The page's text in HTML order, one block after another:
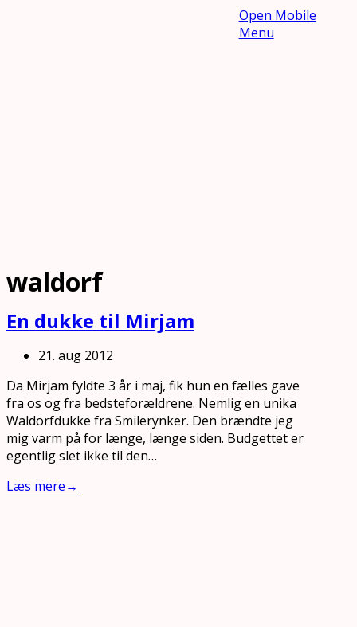
Open Mobile
Menu
waldorf
En dukke til Mirjam
21. aug 2012
Da Mirjam fyldte 3 år i maj, fik hun en fælles gave
fra os og fra bedsteforældrene. Nemlig en unika
Waldorfdukke fra Smilerynker. Den brændte jeg
mig varm på for længe, længe siden. Budgettet er
egentlig slet ikke til den…
Læs mere→